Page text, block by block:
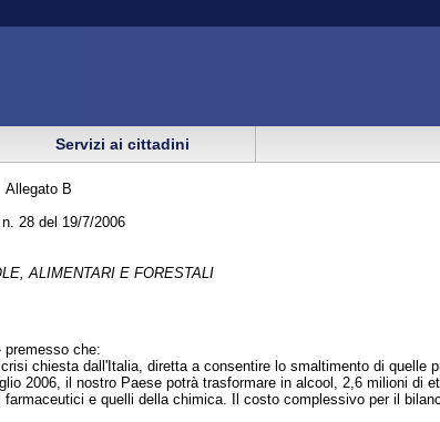
Servizi ai cittadini
Allegato B
28 del 19/7/2006
ALIMENTARI E FORESTALI
che:
chiesta dall'Italia, diretta a consentire lo smaltimento di quelle
2006, il nostro Paese potrà trasformare in alcool, 2,6 milioni di
e quelli della chimica. Il costo complessivo per il